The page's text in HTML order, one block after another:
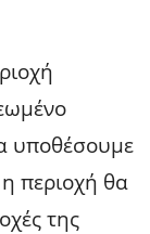
υποθέσουμε
περιοχή θα
της